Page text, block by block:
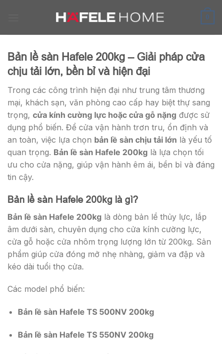
0
Bản lề sàn Hafele 200kg – Giải pháp cửa
chịu tải lớn, bền bỉ và hiện đại
Trong các công trình hiện đại như trung tâm thương
mại, khách sạn, văn phòng cao cấp hay biệt thự sang
trọng, cửa kính cường lực hoặc cửa gỗ nặng được sử
dụng phổ biến. Để cửa vận hành trơn tru, ổn định và
an toàn, việc lựa chọn bản lề sàn chịu tải lớn là yếu tố
quan trọng. Bản lề sàn Hafele 200kg là lựa chọn tối
ưu cho cửa nặng, giúp vận hành êm ái, bền bỉ và đáng
tin cậy.
Bản lề sàn Hafele 200kg là gì?
Bản lề sàn Hafele 200kg là dòng bản lề thủy lực, lắp
âm dưới sàn, chuyên dụng cho cửa kính cường lực,
cửa gỗ hoặc cửa nhôm trọng lượng lớn từ 200kg. Sản
phẩm giúp cửa đóng mở nhẹ nhàng, giảm va đập và
kéo dài tuổi thọ cửa.
Các model phổ biến:
Bản lề sàn Hafele TS 500NV 200kg
Bản lề sàn Hafele TS 550NV 200kg